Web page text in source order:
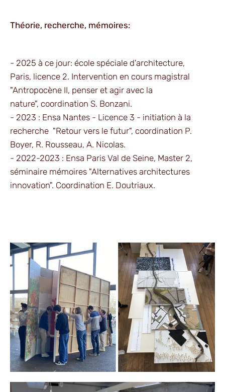
Théorie, recherche, mémoires:
- 2025 à ce jour: école spéciale d'architecture,
Paris, licence 2. Intervention en cours magistral
"Antropocène II, penser et agir avec la
nature", coordination S. Bonzani.
- 2023 : Ensa Nantes - Licence 3 - initiation à la
recherche "Retour vers le futur", coordination P.
Boyer, R. Rousseau, A. Nicolas.
- 2022-2023 : Ensa Paris Val de Seine, Master 2,
séminaire mémoires "Alternatives architectures
innovation". Coordination E. Doutriaux.
Agrandir
Agrandir